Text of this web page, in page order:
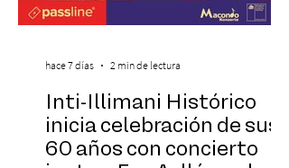
Inti-Illimani Histórico
inicia celebración de sus
60 años con concierto
hace 7 días 2 min de lectura